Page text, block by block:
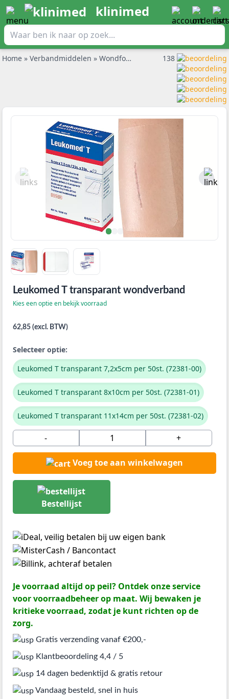
klinimed
Home » Verbandmiddelen » Wondfolie Leukomed T
138
Leukomed T transparant wondverband
Kies een optie en bekijk voorraad
62,85 (excl. BTW)
Selecteer optie:
Leukomed T transparant 7,2x5cm per 50st. (72381-00)
Leukomed T transparant 8x10cm per 50st. (72381-01)
Leukomed T transparant 11x14cm per 50st. (72381-02)
- +
Voeg toe aan winkelwagen
Bestellijst
Je voorraad altijd op peil? Ontdek onze service
voor voorraadbeheer op maat. Wij bewaken je
kritieke voorraad, zodat je kunt richten op de
zorg.
Gratis verzending vanaf €200,-
Klantbeoordeling 4,4 / 5
14 dagen bedenktijd & gratis retour
Vandaag besteld, snel in huis